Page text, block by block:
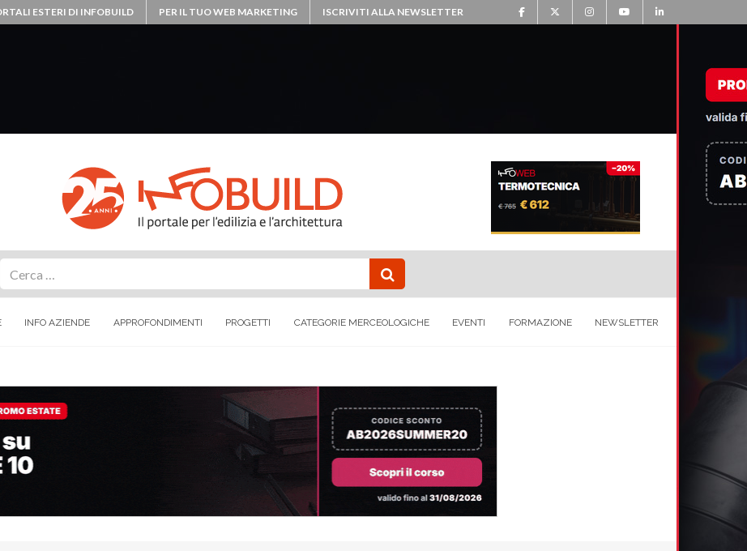
ESTERI DI INFOBUILD PER IL TUO WEB MARKETING ISCRIVITI ALLA NEWSLETTER
INFO AZIENDE APPROFONDIMENTI PROGETTI CATEGORIE MERCEOLOGICHE EVENTI FORMAZIONE NEWSLETTER